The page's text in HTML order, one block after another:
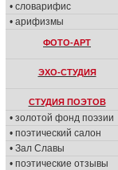
• словарифис
• арифизмы
ФОТО-АРТ
ЭХО-СТУДИЯ
СТУДИЯ ПОЭТОВ
• золотой фонд поэзии
• поэтический салон
• Зал Славы
• поэтические отзывы